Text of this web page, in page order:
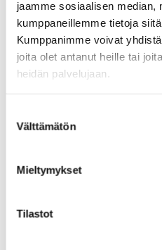
jaamme sosiaalisen median,
kumppaneillemme tietoja
Kumppanimme voivat
joita olet antanut heille tai
heidän palvelujaan.
valinta
Välttämätön
Mieltymykset
Tilastot
TERASSI
TULISIJA
KUNNON LISÄTIETO